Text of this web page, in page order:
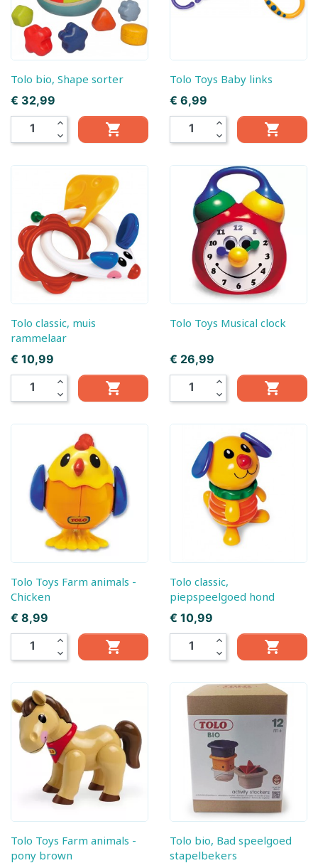
Tolo bio, Shape sorter
Prijs
€ 32,99
expand_less
expand_more

Tolo Toys Baby links
Prijs
€ 6,99
expand_less
expand_more

Tolo classic, muis
rammelaar
Prijs
€ 10,99
expand_less
expand_more

Tolo Toys Musical clock
Prijs
€ 26,99
expand_less
expand_more

Tolo Toys Farm animals -
Chicken
Prijs
€ 8,99
expand_less
expand_more

Tolo classic,
piepspeelgoed hond
Prijs
€ 10,99
expand_less
expand_more

Tolo Toys Farm animals -
pony brown
Tolo bio, Bad speelgoed
stapelbekers